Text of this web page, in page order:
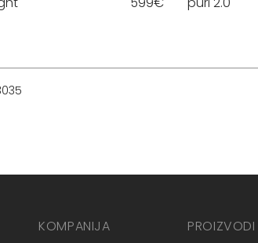
KOMPANIJA
PROIZVODI